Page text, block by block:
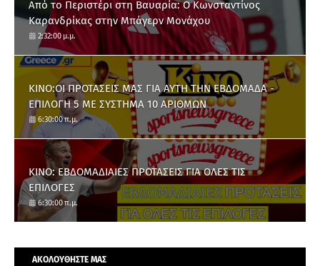
Από το Περιστέρι στη Βαυαρία: O Κωνσταντίνος
Καρανδρίκας στην Μπάγερν Μονάχου
2:32:00 μ.μ.
ΚΙΝΟ:ΟΙ ΠΡΟΤΑΣΕΙΣ ΜΑΣ ΓΙΑ ΑΥΤΗ ΤΗΝ ΕΒΔΟΜΑΔΑ -
ΕΠΙΛΟΓΗ 5 ΜΕ ΣΥΣΤΗΜΑ 10 ΑΡΙΘΜΩΝ
6:30:00 π.μ.
ΚΙΝΟ: ΕΒΔΟΜΑΔΙΑΙΕΣ ΠΡΟΤΑΣΕΙΣ ΓΙΑ ΟΛΕΣ ΤΙΣ
ΕΠΙΛΟΓΕΣ
6:30:00 π.μ.
ΑΚΟΛΟΥΘΗΣΤΕ ΜΑΣ